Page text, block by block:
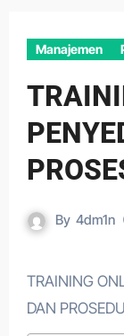
Manajemen
By 4dm1n
TRAINING ONLINE PENYEDERHANAAN PROSES
DAN